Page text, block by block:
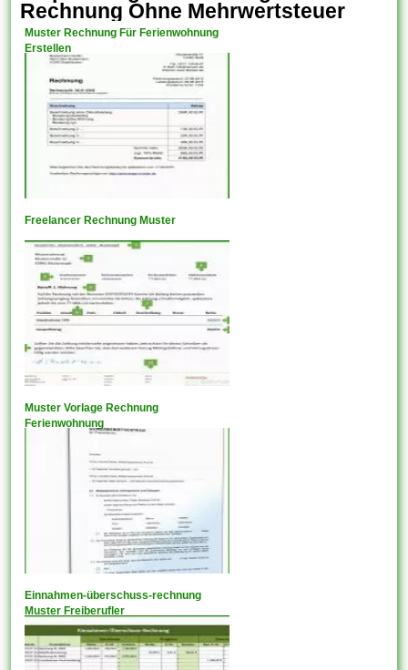
Rechnung Ohne Mehrwertsteuer
Muster Rechnung Für Ferienwohnung
Erstellen
Freelancer Rechnung Muster
Muster Vorlage Rechnung
Ferienwohnung
Einnahmen-überschuss-rechnung
Muster Freiberufler